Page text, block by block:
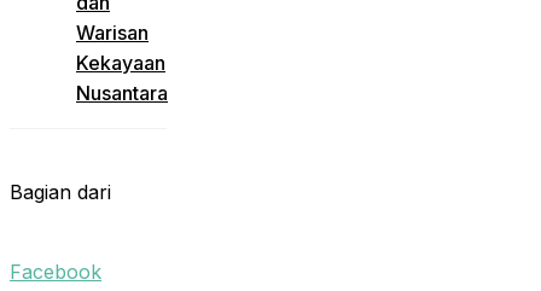
Warisan
Kekayaan
Nusantara
Bagian dari
Facebook